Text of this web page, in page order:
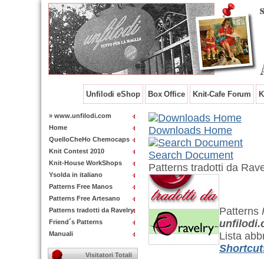
Unfilodi eShop Box Office Knit-Cafe Forum
» www.unfilodi.com
Home
QuelloCheHo Chemocaps
Knit Contest 2010
Knit-House WorkShops
Ysolda in italiano
Patterns Free Manos
Patterns Free Artesano
Patterns tradotti da Ravelry
Friend´s Patterns
Manuali
Visitatori Totali
Downloads Home
Search Document
Patterns tradotti da
Patterns
Lista